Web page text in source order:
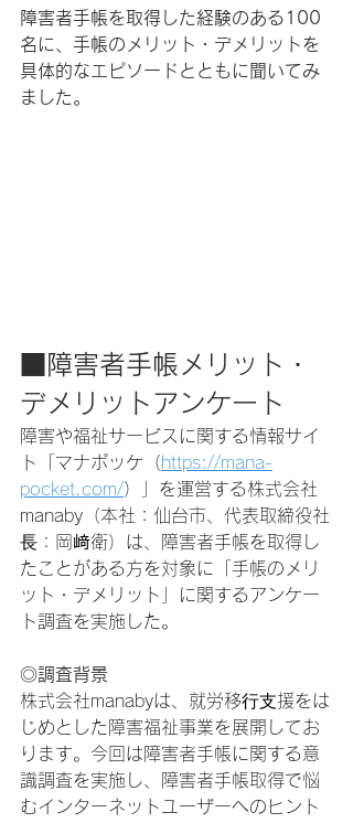
障害者手帳を取得した経験のある100
名に、手帳のメリット・デメリットを
具体的なエピソードとともに聞いてみ
ました。
■障害者手帳メリット・
デメリットアンケート
障害や福祉サービスに関する情報サイ
ト「マナポッケ（https://mana-
pocket.com/）」を運営する株式会社
manaby（本社：仙台市、代表取締役社
⻑：岡﨑衛）は、障害者手帳を取得し
たことがある方を対象に「手帳のメリ
ット・デメリット」に関するアンケー
ト調査を実施した。
◎調査背景
株式会社manabyは、就労移⾏⽀援をは
じめとした障害福祉事業を展開してお
ります。今回は障害者手帳に関する意
識調査を実施し、障害者手帳取得で悩
むインターネットユーザーへのヒント